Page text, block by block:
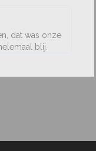
dat was onze
blij.